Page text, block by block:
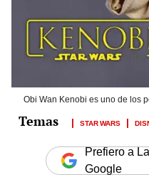
Obi Wan Kenobi es uno de los
STAR WARS
Prefiero a
Google